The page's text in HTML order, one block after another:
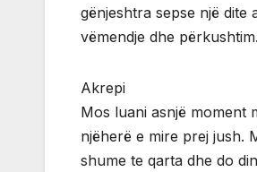
gënjeshtra sepse një dite
vëmendje dhe
Akrepi
Mos luani asnjë moment
njëherë e mire prej jush.
shume te qarta dhe do